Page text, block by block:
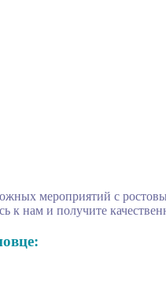
мероприятий с
нам и получите